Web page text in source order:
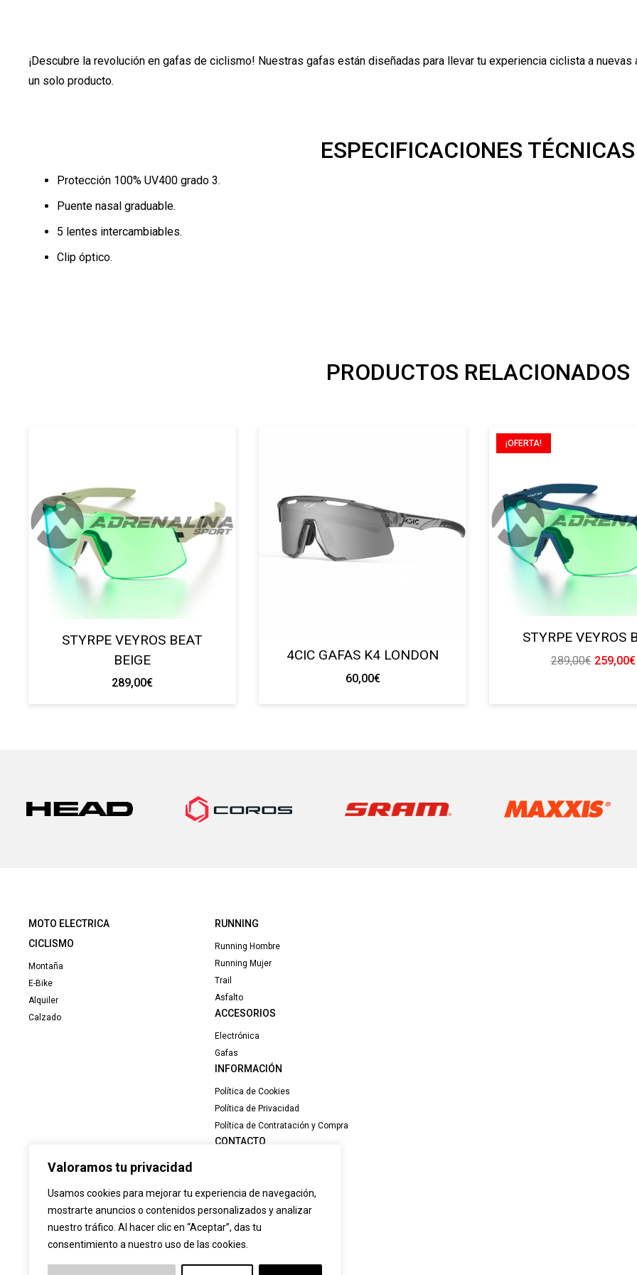
Valoramos tu privacidad
Usamos cookies para mejorar tu experiencia de navegación,
mostrarte anuncios o contenidos personalizados y analizar
nuestro tráfico. Al hacer clic en “Aceptar”, das tu
consentimiento a nuestro uso de las cookies.
¡Descubre la revolución en gafas de ciclismo! Nuestras gafas están diseñadas para llevar tu experiencia ciclista a
un solo producto.
ESPECIFICACIONES TÉCNICAS
Protección 100% UV400 grado 3.
Puente nasal graduable.
5 lentes intercambiables.
Clip óptico.
PRODUCTOS RELACIONADOS
STYRPE VEYROS BEAT
BEIGE
289,00€
4CIC GAFAS K4 LONDON
60,00€
¡OFERTA!
STYRPE VEYROS
289,00€ El
259,00€El
MOTO ELECTRICA
CICLISMO
Montaña
E-Bike
Alquiler
Calzado
RUNNING
Running Hombre
Running Mujer
Trail
Asfalto
ACCESORIOS
Electrónica
Gafas
INFORMACIÓN
Política de Cookies
Política de Privacidad
Política de Contratación y Compra
CONTACTO
957 60 27 43
info@adrenalinasport.es